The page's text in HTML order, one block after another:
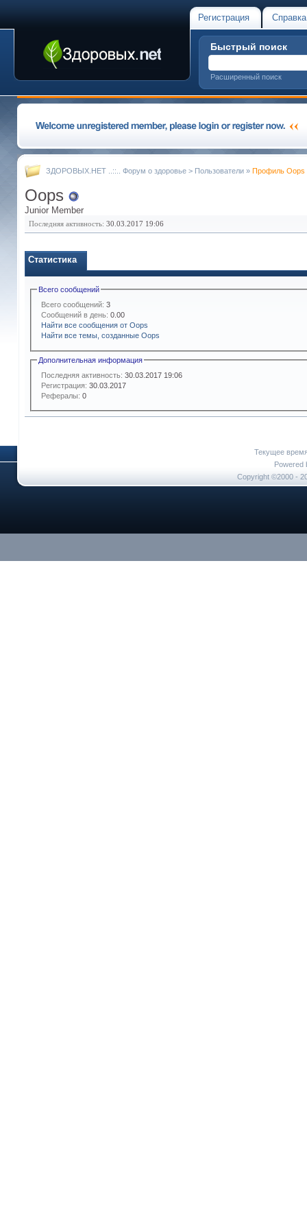
Регистрация Справка
Быстрый поиск
Расширенный поиск
ЗДОРОВЫХ.НЕТ ..::.. Форум о здоровье > Пользователи » Профиль Oops
Oops
Junior Member
Последняя активность: 30.03.2017 19:06
Статистика
Всего сообщений
Всего сообщений: 3
Сообщений в день: 0.00
Найти все сообщения от Oops
Найти все темы, созданные Oops
Дополнительная информация
Последняя активность: 30.03.2017 19:06
Регистрация: 30.03.2017
Рефералы: 0
Текущее
Powered
Copyright ©2000 -